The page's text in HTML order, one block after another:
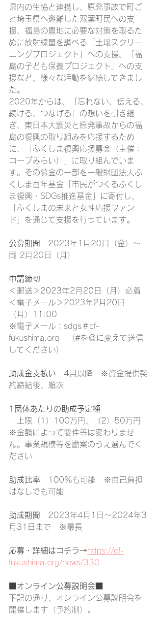
県内の生協と連携し、原発事故で町ご
と埼玉県へ避難した双葉町民への支
援、福島の農地に必要な対策を取るた
めに放射線量を調べる「土壌スクリー
ニングプロジェクト」への支援、「福
島の子ども保養プロジェクト」への支
援など、様々な活動を継続してきまし
た。
2020年からは、「忘れない、伝える、
続ける、つなげる」の想いを引き継
ぎ、東日本大震災と原発事故からの福
島の復興の取り組みを応援するため
に、「ふくしま復興応援募金（主催：
コープみらい）」に取り組んでいま
す。その募金の一部を一般財団法人ふ
くしま百年基金「市民がつくるふくし
ま復興・SDGs推進基金」に寄付し、
「ふくしまの未来と女性応援ファン
ド」を通じて支援を行っています。
公募期間
2023年1月20日（金）～
同 2月20日（月）
申請締切
＜郵送＞2023年2月20日（月）必着
＜電子メール＞2023年2月20日
（月）11:00
※電子メール：sdgs＃cf-
fukushima.org　（#を＠に変えて送信
してください）
助成金支払い 4月以降　※資金提供契
約締結後、順次
1団体あたりの助成予定額
上限（1）100万円、（2）50万円
※金額によって要件等は変わりませ
ん。事業規模等を勘案のうえ選んでく
ださい
助成比率
100％も可能　※自己負担
はなしでも可能
助成期間 2023年4月1日～2024年3
月31日まで　※最長
応募・詳細はコチラ→https://cf-
fukushima.org/news/330
■オンライン公募説明会■
下記の通り、オンライン公募説明会を
開催します（予約制）。